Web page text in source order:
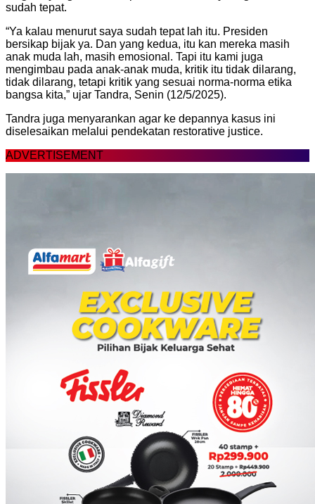
sudah tepat.
“Ya kalau menurut saya sudah tepat lah itu. Presiden
bersikap bijak ya. Dan yang kedua, itu kan mereka masih
anak muda lah, masih emosional. Tapi itu kami juga
mengimbau pada anak-anak muda, kritik itu tidak dilarang,
tidak dilarang, tetapi kritik yang sesuai norma-norma etika
bangsa kita,” ujar Tandra, Senin (12/5/2025).
Tandra juga menyarankan agar ke depannya kasus ini
diselesaikan melalui pendekatan restorative justice.
ADVERTISEMENT